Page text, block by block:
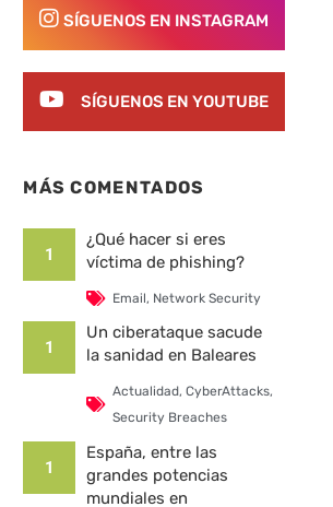
SÍGUENOS EN INSTAGRAM
SÍGUENOS EN YOUTUBE
MÁS COMENTADOS
1
¿Qué hacer si eres
víctima de phishing?
Email, Network Security
1
Un ciberataque sacude
la sanidad en Baleares
Actualidad, CyberAttacks,
Security Breaches
1
España, entre las
grandes potencias
mundiales en